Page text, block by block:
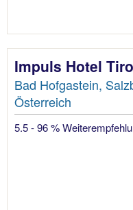
Impuls Hotel
Bad Hofgastein,
Österreich
5.5 - 96 %